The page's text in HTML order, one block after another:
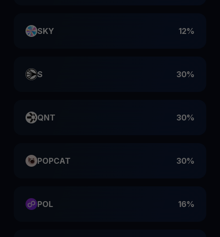
SKY 12%
S 30%
QNT 30%
POPCAT 30%
POL 16%